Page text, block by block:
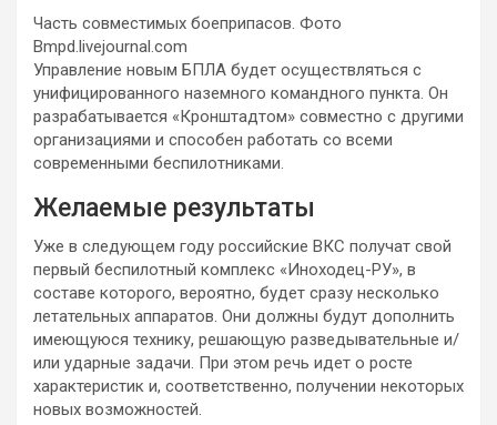
Часть совместимых боеприпасов. Фото
Bmpd.livejournal.com
Управление новым БПЛА будет осуществляться с
унифицированного наземного командного пункта. Он
разрабатывается «Кронштадтом» совместно с другими
организациями и способен работать со всеми
современными беспилотниками.
Желаемые результаты
Уже в следующем году российские ВКС получат свой
первый беспилотный комплекс «Иноходец-РУ», в
составе которого, вероятно, будет сразу несколько
летательных аппаратов. Они должны будут дополнить
имеющуюся технику, решающую разведывательные и/
или ударные задачи. При этом речь идет о росте
характеристик и, соответственно, получении некоторых
новых возможностей.